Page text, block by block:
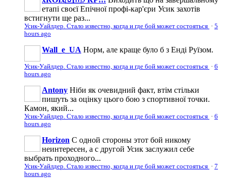
етапі своєї Епічної профі-кар'єри Усик захотів
встигнути ще раз...
Усик-Уайлдер. Стало известно, когда и где бой может состояться · 5
hours ago
Wall_e_UA Норм, але краще було б з Енді Руїзом.
Усик-Уайлдер. Стало известно, когда и где бой может состояться · 6
hours ago
Antony Ніби як очевидний факт, втім стільки
пишуть за оцінку цього бою з спортивної точки.
Камон, який...
Усик-Уайлдер. Стало известно, когда и где бой может состояться · 6
hours ago
Horizon С одной стороны этот бой никому
неинтересен, а с другой Усик заслужил себе
выбрать проходного...
Усик-Уайлдер. Стало известно, когда и где бой может состояться · 7
hours ago